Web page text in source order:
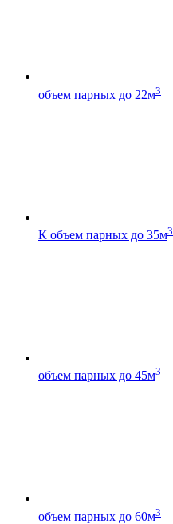
объем парных до 22м3
К объем парных до 35м3
объем парных до 45м3
объем парных до 60м3